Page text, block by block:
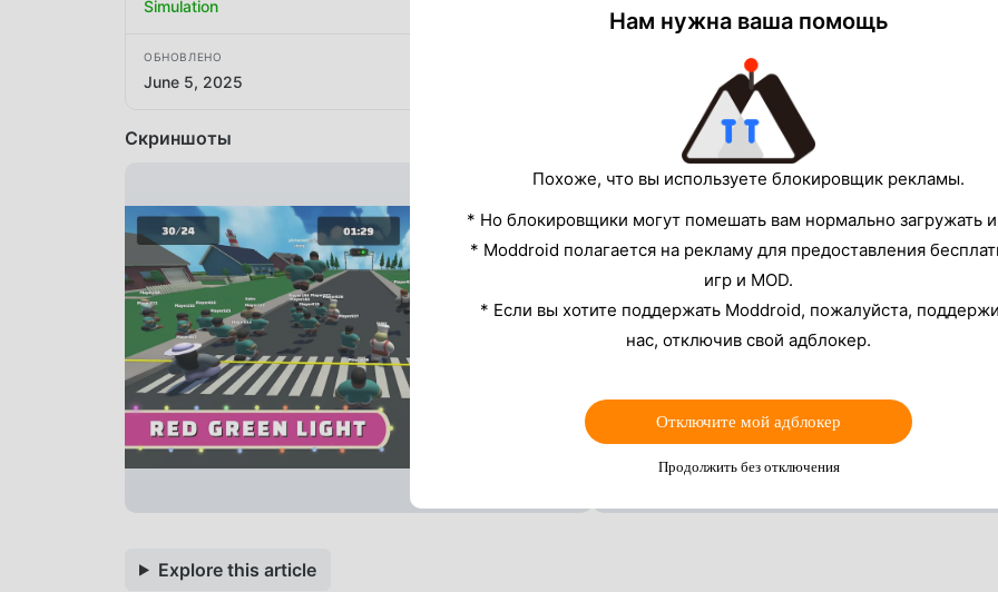
Simulation
ОБНОВЛЕНО
June 5, 2025
Скриншоты
Explore this article
Нам нужна ваша помощь
Похоже, что вы используете блокировщик рекламы.
* Но блокировщики могут помешать вам нормально загружать
* Moddroid полагается на рекламу для предоставления
игр и MOD.
* Если вы хотите поддержать Moddroid, пожалуйста,
нас, отключив свой адблокер.
Отключите мой адблокер
Продолжить без отключения